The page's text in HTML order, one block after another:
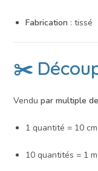
Fabrication : tissé
✂️
Vendupar multiple
1 quantité = 10 cm
10 quantités = 1